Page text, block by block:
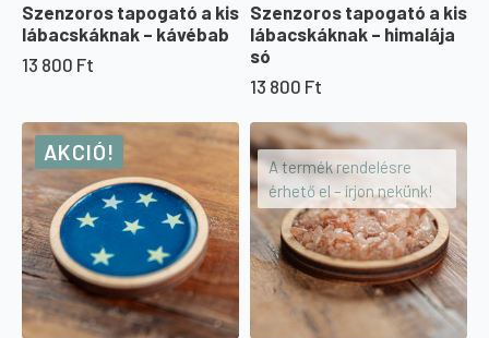
Szenzoros tapogató a kis
lábacskáknak – kávébab
13 800 Ft
Szenzoros tapogató a kis
lábacskáknak – himalája
só
13 800 Ft
AKCIÓ!
A termék rendelésre
érhető el – írjon nekünk!